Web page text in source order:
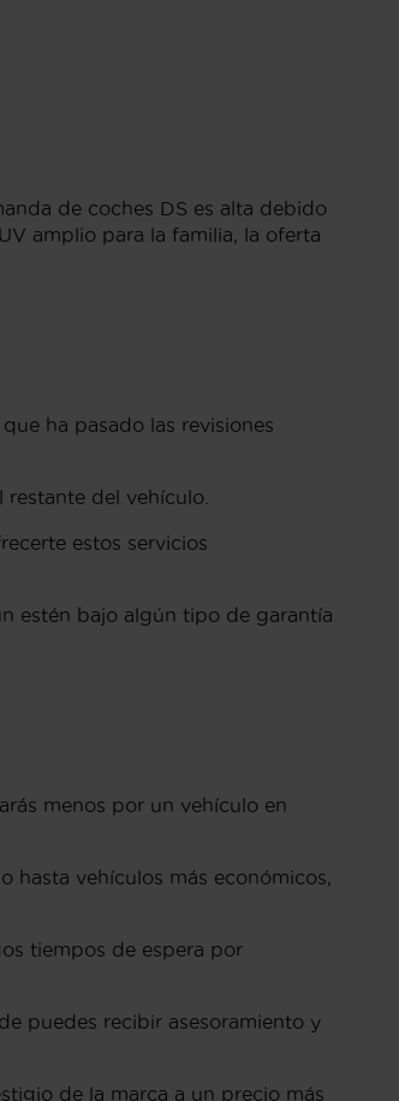
de coches DS es alta debido
amplio para la familia, la oferta
ha pasado las revisiones
del vehículo.
estos servicios
estén bajo algún tipo de garantía
menos por un vehículo en
hasta vehículos más económicos,
tiempos de espera por
puedes recibir asesoramiento y
de la marca a un precio más